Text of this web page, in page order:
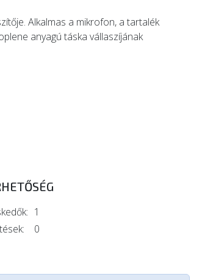
Alkalmas a mikrofon, a tartalék
anyagú táska vállaszíjának
1
0